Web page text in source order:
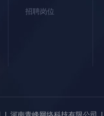
招聘岗位